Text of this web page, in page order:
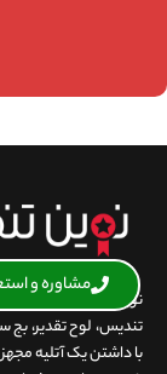
نوین تندیس نزدیک به
تندیس، لوح تقدیر، بج
با داشتن یک آتلیه
مشاوره و